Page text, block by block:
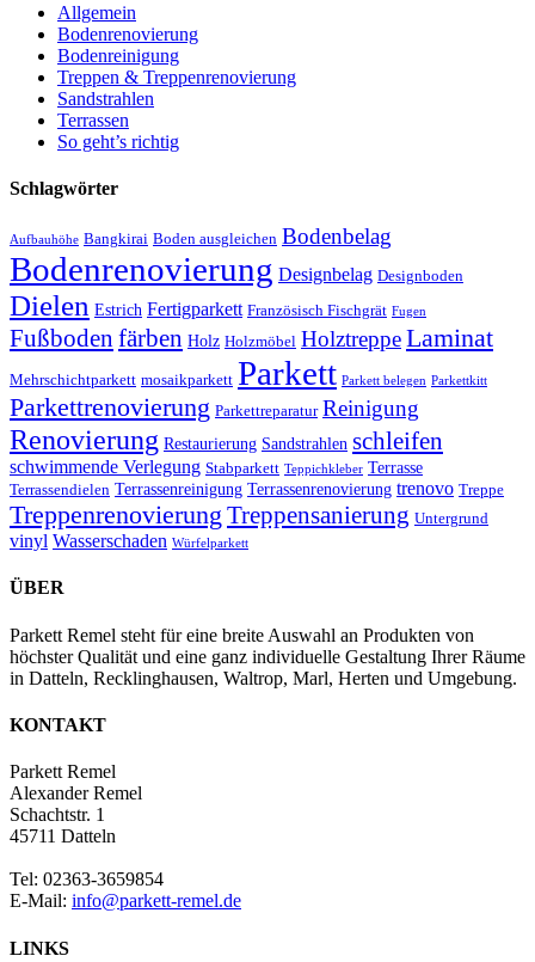
Allgemein
Bodenrenovierung
Bodenreinigung
Treppen & Treppenrenovierung
Sandstrahlen
Terrassen
So geht’s richtig
Schlagwörter
Aufbauhöhe Bangkirai Boden ausgleichen Bodenbelag
Bodenrenovierung Designbelag Designboden
Dielen Estrich Fertigparkett Französisch Fischgrät Fugen
Fußboden färben Holz Holzmöbel HolztreppeLaminat
Mehrschichtparkett mosaikparkett Parkett Parkett belegen Parkettkitt
Parkettrenovierung Parkettreparatur Reinigung
Renovierung Restaurierung Sandstrahlen schleifen
schwimmende Verlegung Stabparkett Teppichkleber Terrasse
Terrassendielen Terrassenreinigung Terrassenrenovierung trenovo Treppe
Treppenrenovierung Treppensanierung Untergrund
vinyl Wasserschaden Würfelparkett
ÜBER
Parkett Remel steht für eine breite Auswahl an Produkten von
höchster Qualität und eine ganz individuelle Gestaltung Ihrer Räume
in Datteln, Recklinghausen, Waltrop, Marl, Herten und Umgebung.
KONTAKT
Parkett Remel
Alexander Remel
Schachtstr. 1
45711 Datteln
Tel: 02363-3659854
E-Mail: info@parkett-remel.de
LINKS